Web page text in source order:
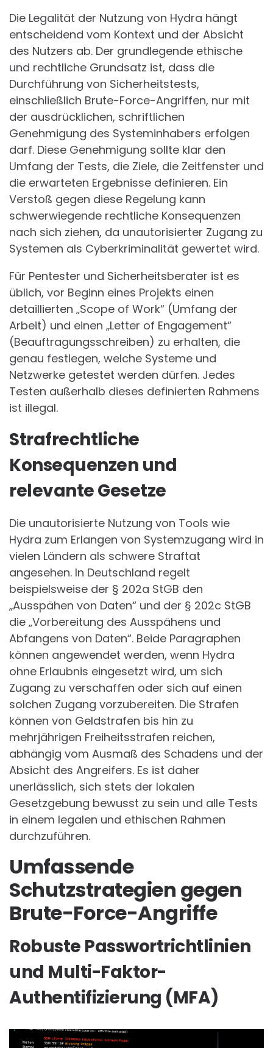
Die Legalität der Nutzung von Hydra hängt
entscheidend vom Kontext und der Absicht
des Nutzers ab. Der grundlegende ethische
und rechtliche Grundsatz ist, dass die
Durchführung von Sicherheitstests,
einschließlich Brute-Force-Angriffen, nur mit
der ausdrücklichen, schriftlichen
Genehmigung des Systeminhabers erfolgen
darf. Diese Genehmigung sollte klar den
Umfang der Tests, die Ziele, die Zeitfenster und
die erwarteten Ergebnisse definieren. Ein
Verstoß gegen diese Regelung kann
schwerwiegende rechtliche Konsequenzen
nach sich ziehen, da unautorisierter Zugang zu
Systemen als Cyberkriminalität gewertet wird.
Für Pentester und Sicherheitsberater ist es
üblich, vor Beginn eines Projekts einen
detaillierten „Scope of Work“ (Umfang der
Arbeit) und einen „Letter of Engagement“
(Beauftragungsschreiben) zu erhalten, die
genau festlegen, welche Systeme und
Netzwerke getestet werden dürfen. Jedes
Testen außerhalb dieses definierten Rahmens
ist illegal.
Strafrechtliche
Konsequenzen und
relevante Gesetze
Die unautorisierte Nutzung von Tools wie
Hydra zum Erlangen von Systemzugang wird in
vielen Ländern als schwere Straftat
angesehen. In Deutschland regelt
beispielsweise der § 202a StGB den
„Ausspähen von Daten“ und der § 202c StGB
die „Vorbereitung des Ausspähens und
Abfangens von Daten“. Beide Paragraphen
können angewendet werden, wenn Hydra
ohne Erlaubnis eingesetzt wird, um sich
Zugang zu verschaffen oder sich auf einen
solchen Zugang vorzubereiten. Die Strafen
können von Geldstrafen bis hin zu
mehrjährigen Freiheitsstrafen reichen,
abhängig vom Ausmaß des Schadens und der
Absicht des Angreifers. Es ist daher
unerlässlich, sich stets der lokalen
Gesetzgebung bewusst zu sein und alle Tests
in einem legalen und ethischen Rahmen
durchzuführen.
Umfassende
Schutzstrategien gegen
Brute-Force-Angriffe
Robuste Passwortrichtlinien
und Multi-Faktor-
Authentifizierung (MFA)